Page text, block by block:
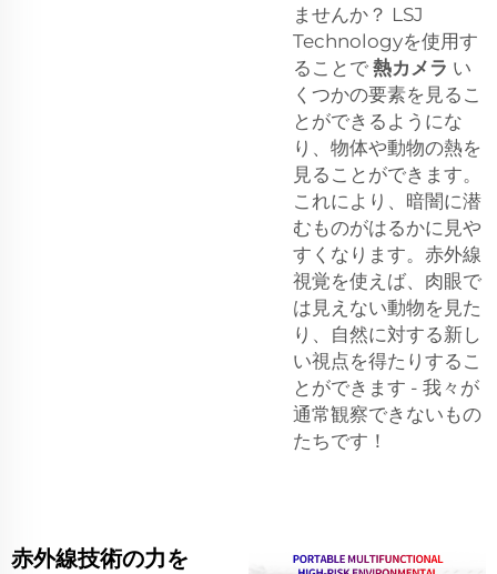
ませんか？ LSJ
Technologyを使用す
ることで 熱カメラ い
くつかの要素を見るこ
とができるようにな
り、物体や動物の熱を
見ることができます。
これにより、暗闇に潜
むものがはるかに見や
すくなります。赤外線
視覚を使えば、肉眼で
は見えない動物を見た
り、自然に対する新し
い視点を得たりするこ
とができます - 我々が
通常観察できないもの
たちです！
赤外線技術の力を